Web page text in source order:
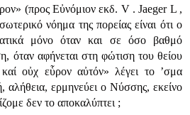
(προς Εὐνόμιον εκδ. V . Jaeger L ,
νόημα της πορείας είναι ότι ο
μόνο όταν και σε όσο βαθμό
όταν αφήνεται στη φώτιση του θείου
οὐχ εὗρον αὐτόν» λέγει το ’σμα
ερμηνεύει ο Νύσσης, εκείνο
δεν το αποκαλύπτει ;